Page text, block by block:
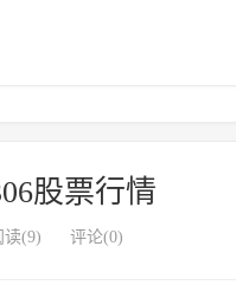
股票行情
读(9) 评论(0)